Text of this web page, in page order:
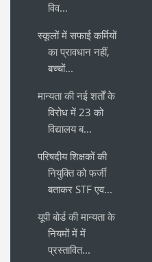
विव...
स्कूलों में सफाई कर्मियों
का प्रावधान नहीं,
बच्चों...
मान्यता की नई शर्तों के
विरोध में 23 को
विद्यालय ब...
परिषदीय शिक्षकों की
नियुक्ति को फर्जी
बताकर STF एव...
यूपी बोर्ड की मान्यता के
नियमों में में
प्रस्तावित...